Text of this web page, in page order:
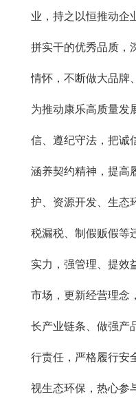
业，持之以恒推动企
拼实干的优秀品质，
情怀，不断做大品牌
为推动康乐高质量发
信、遵纪守法，把诚
涵养契约精神，提高
护、资源开发、生态
税漏税、制假贩假等
实力，强管理、提效
市场，更新经营理念
长产业链条、做强产
行责任，严格履行安
视生态环保，热心参